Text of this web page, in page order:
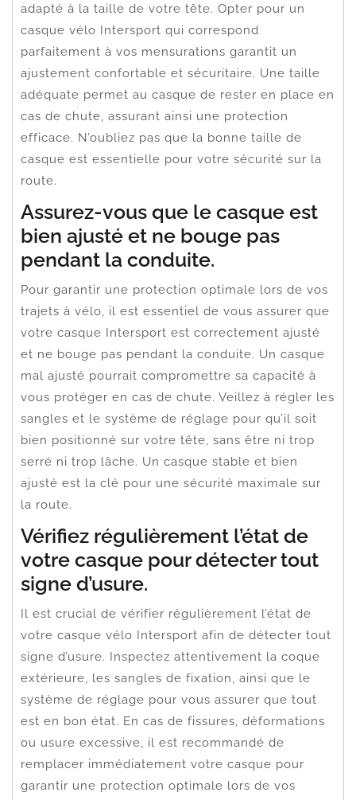
adapté à la taille de votre tête. Opter pour un
casque vélo Intersport qui correspond
parfaitement à vos mensurations garantit un
ajustement confortable et sécuritaire. Une taille
adéquate permet au casque de rester en place en
cas de chute, assurant ainsi une protection
efficace. N’oubliez pas que la bonne taille de
casque est essentielle pour votre sécurité sur la
route.
Assurez-vous que le casque est
bien ajusté et ne bouge pas
pendant la conduite.
Pour garantir une protection optimale lors de vos
trajets à vélo, il est essentiel de vous assurer que
votre casque Intersport est correctement ajusté
et ne bouge pas pendant la conduite. Un casque
mal ajusté pourrait compromettre sa capacité à
vous protéger en cas de chute. Veillez à régler les
sangles et le système de réglage pour qu’il soit
bien positionné sur votre tête, sans être ni trop
serré ni trop lâche. Un casque stable et bien
ajusté est la clé pour une sécurité maximale sur
la route.
Vérifiez régulièrement l’état de
votre casque pour détecter tout
signe d’usure.
Il est crucial de vérifier régulièrement l’état de
votre casque vélo Intersport afin de détecter tout
signe d’usure. Inspectez attentivement la coque
extérieure, les sangles de fixation, ainsi que le
système de réglage pour vous assurer que tout
est en bon état. En cas de fissures, déformations
ou usure excessive, il est recommandé de
remplacer immédiatement votre casque pour
garantir une protection optimale lors de vos